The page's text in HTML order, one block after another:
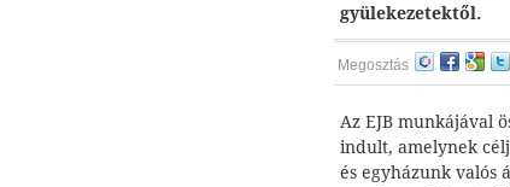
gyülekezetektől.
Megosztás
Az EJB munkájával
indult, amelynek
és egyházunk valós